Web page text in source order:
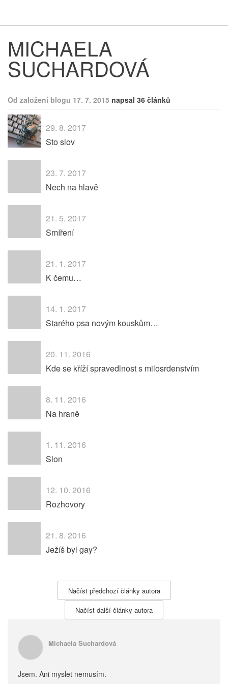
MICHAELA
SUCHARDOVÁ
Od založení blogu 17. 7. 2015 napsal 36 článků
29. 8. 2017
Sto slov
23. 7. 2017
Nech na hlavě
21. 5. 2017
Smíření
21. 1. 2017
K čemu…
14. 1. 2017
Starého psa novým kouskům…
20. 11. 2016
Kde se kříží spravedlnost s milosrdenstvím
8. 11. 2016
Na hraně
1. 11. 2016
Slon
12. 10. 2016
Rozhovory
21. 8. 2016
Ježíš byl gay?
Načíst předchozí články autora
Načíst další články autora
Michaela Suchardová
Jsem. Ani myslet nemusím.